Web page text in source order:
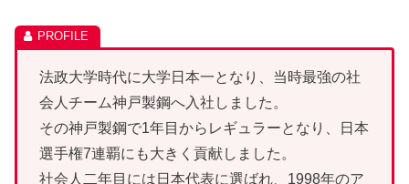
法政大学時代に大学日本一となり、当時最強の社
会人チーム神戸製鋼へ入社しました。
その神戸製鋼で1年目からレギュラーとなり、日本
選手権7連覇にも大きく貢献しました。
社会人二年目には日本代表に選ばれ、1998年のア